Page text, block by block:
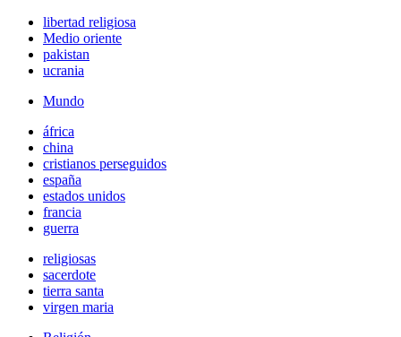
libertad religiosa
Medio oriente
pakistan
ucrania
Mundo
áfrica
china
cristianos perseguidos
españa
estados unidos
francia
guerra
religiosas
sacerdote
tierra santa
virgen maria